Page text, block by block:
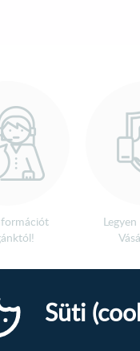
a termékhez.
Süti